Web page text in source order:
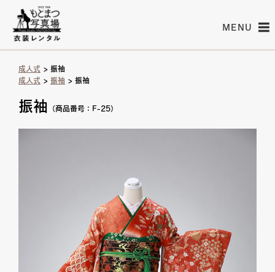
MENU
成人式 > 振袖
成人式 > 振袖 > 振袖
振袖 （商品番号：F-25）